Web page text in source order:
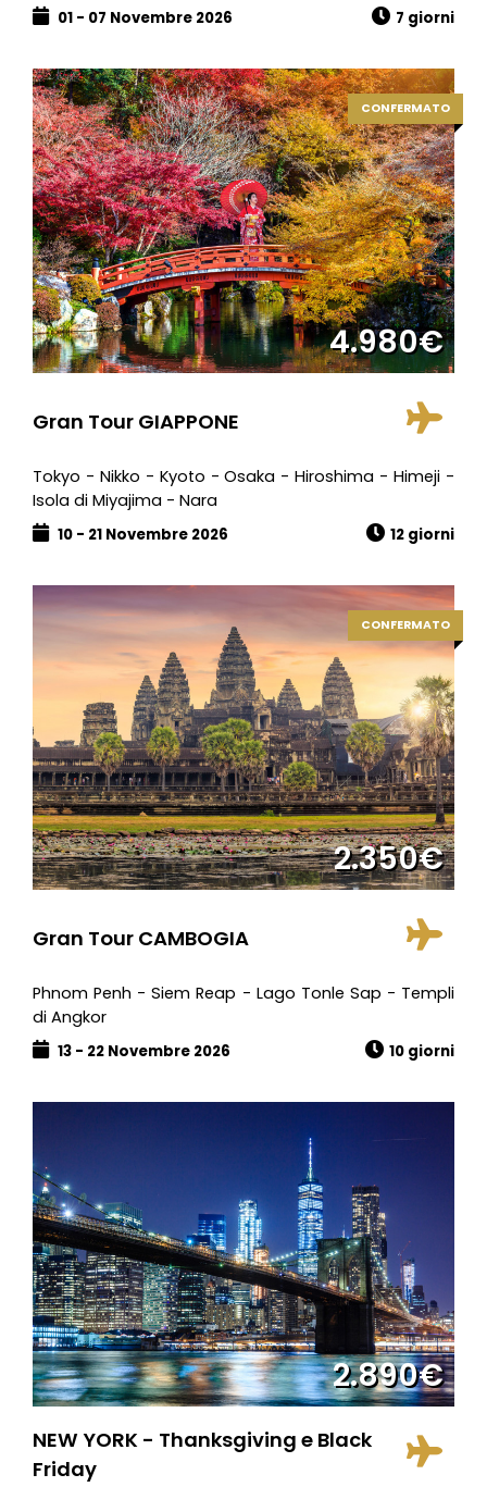
01 - 07 Novembre 2026 7 giorni
CONFERMATO
4.980€
Gran Tour GIAPPONE
Tokyo - Nikko - Kyoto - Osaka - Hiroshima - Himeji -
Isola di Miyajima - Nara
10 - 21 Novembre 2026 12 giorni
CONFERMATO
2.350€
Gran Tour CAMBOGIA
Phnom Penh - Siem Reap - Lago Tonle Sap - Templi
di Angkor
13 - 22 Novembre 2026 10 giorni
2.890€
NEW YORK - Thanksgiving e Black
Friday